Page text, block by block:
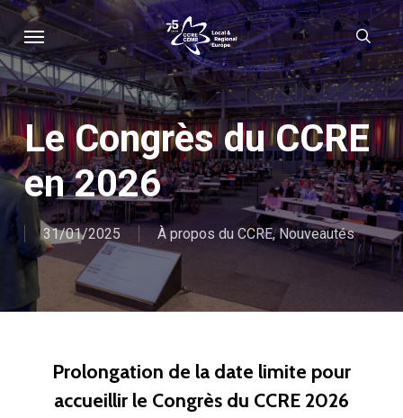
Skip
to
main
content
Menu
Le Congrès du CCRE
en 2026
31/01/2025 À propos du CCRE,Nouveautés
Prolongation de la date limite pour
accueillir le Congrès du CCRE 2026